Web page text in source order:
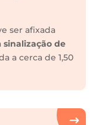
ser afixada
sinalização de
a cerca de 1,50